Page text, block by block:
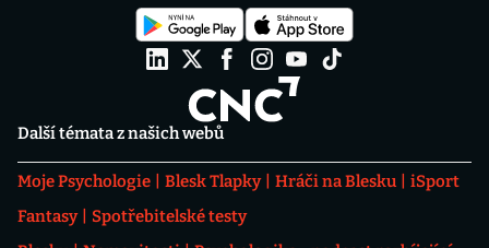
Další témata z našich webů
Moje Psychologie Blesk Tlapky Hráči na Blesku
iSport
Fantasy
Spotřebitelské testy